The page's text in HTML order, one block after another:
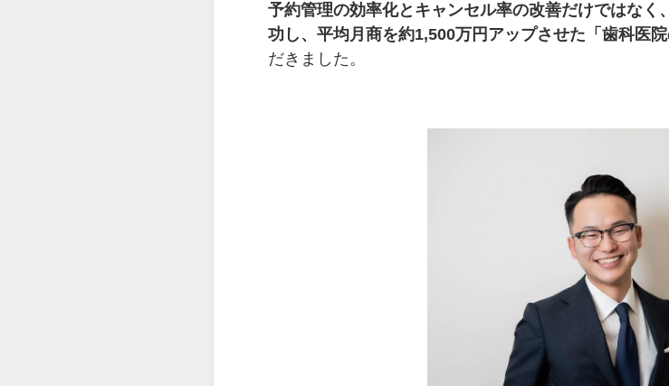
予約管理の効率化とキャンセル率の改善だけではなく
功し、平均月商を約1,500万円アップさせた「歯科医院
だきました。